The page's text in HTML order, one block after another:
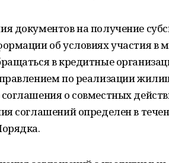
документов на получение
об условиях участия в
в кредитные
по реализации
о совместных
соглашений определен в